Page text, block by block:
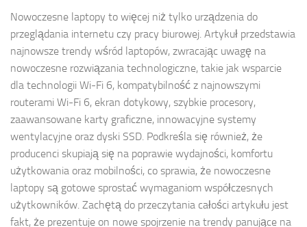
Nowoczesne laptopy to więcej niż tylko urządzenia do
przeglądania internetu czy pracy biurowej. Artykuł przedstawia
najnowsze trendy wśród laptopów, zwracając uwagę na
nowoczesne rozwiązania technologiczne, takie jak wsparcie
dla technologii Wi-Fi 6, kompatybilność z najnowszymi
routerami Wi-Fi 6, ekran dotykowy, szybkie procesory,
zaawansowane karty graficzne, innowacyjne systemy
wentylacyjne oraz dyski SSD. Podkreśla się również, że
producenci skupiają się na poprawie wydajności, komfortu
użytkowania oraz mobilności, co sprawia, że nowoczesne
laptopy są gotowe sprostać wymaganiom współczesnych
użytkowników. Zachętą do przeczytania całości artykułu jest
fakt, że prezentuje on nowe spojrzenie na trendy panujące na